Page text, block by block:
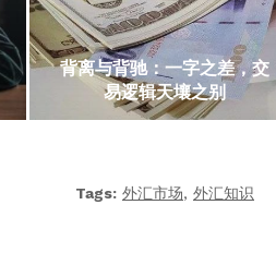
背离与背驰：一字之差，交
易逻辑天壤之别
Tags: 外汇市场, 外汇知识